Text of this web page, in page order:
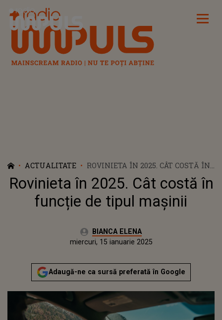
Radio Impuls
ACTUALITATE
ROVINIETA ÎN 2025. CÂT COSTĂ ÎN
FUNCȚIE DE TIPUL MAȘINII
Rovinieta în 2025. Cât costă în
funcție de tipul mașinii
Autor:BIANCA ELENA
miercuri, 15 ianuarie 2025
Actualizat:
miercuri, 15 ianuarie 2025
Adaugă-ne ca sursă preferată în Google